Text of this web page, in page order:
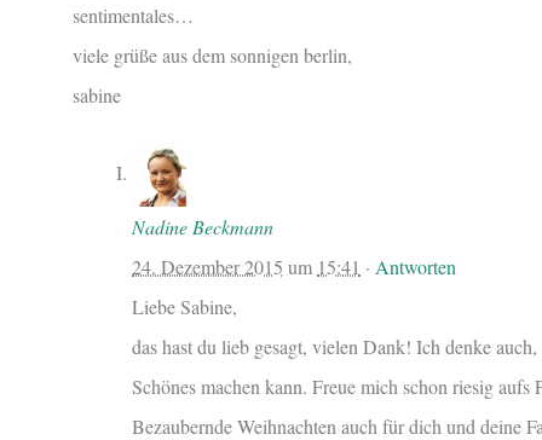
sentimentales…
viele grüße aus dem sonnigen berlin,
sabine
Nadine Beckmann
24. Dezember 2015 um 15:41 · Antworten
Liebe Sabine,
das hast du lieb gesagt, vielen Dank! Ich denke
Schönes machen kann. Freue mich schon riesig aufs
Bezaubernde Weihnachten auch für dich und